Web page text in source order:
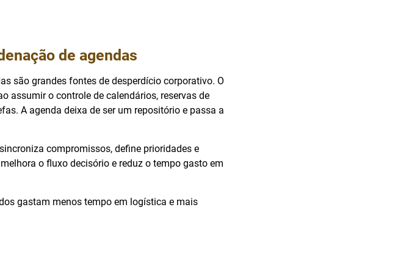
de agendas
são grandes fontes de desperdício corporativo. O
assumir o controle de calendários, reservas de
A agenda deixa de ser um repositório e passa a
compromissos, define prioridades e
o fluxo decisório e reduz o tempo gasto em
gastam menos tempo em logística e mais